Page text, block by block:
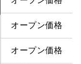
オープン価格
オープン価格